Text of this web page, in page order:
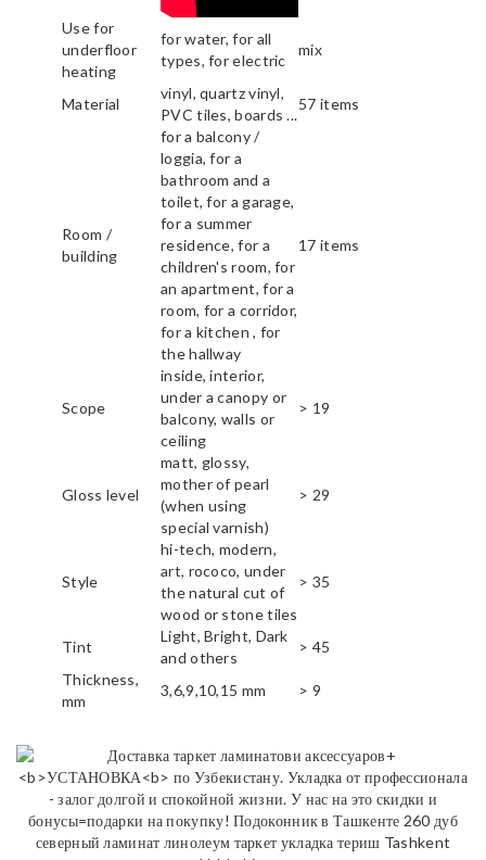
Use for
underfloor
heating
for water, for all
types, for electric
mix
Material
vinyl, quartz vinyl,
PVC tiles, boards ...
57 items
Room /
building
for a balcony /
loggia, for a
bathroom and a
toilet, for a garage,
for a summer
residence, for a
children's room, for
an apartment, for a
room, for a corridor,
for a kitchen , for
the hallway
17 items
Scope
inside, interior,
under a canopy or
balcony, walls or
ceiling
> 19
Gloss level
matt, glossy,
mother of pearl
(when using
special varnish)
> 29
Style
hi-tech, modern,
art, rococo, under
the natural cut of
wood or stone tiles
> 35
Tint
Light, Bright, Dark
and others
> 45
Thickness,
mm
3,6,9,10,15 mm > 9